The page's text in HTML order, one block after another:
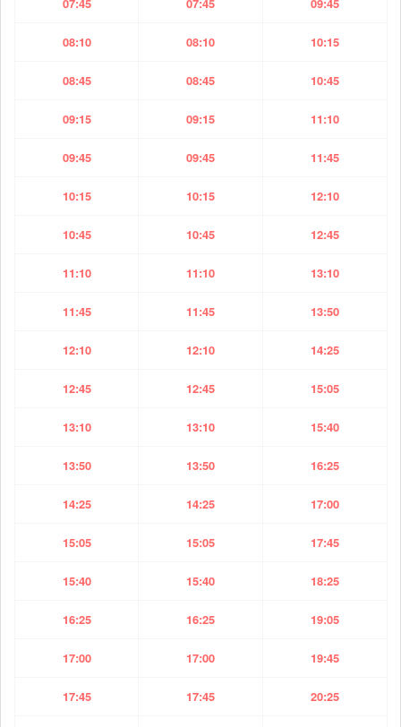
08:10 08:10 10:15
08:45 08:45 10:45
09:15 09:15 11:10
09:45 09:45 11:45
10:15 10:15 12:10
10:45 10:45 12:45
11:10 11:10 13:10
11:45 11:45 13:50
12:10 12:10 14:25
12:45 12:45 15:05
13:10 13:10 15:40
13:50 13:50 16:25
14:25 14:25 17:00
15:05 15:05 17:45
15:40 15:40 18:25
16:25 16:25 19:05
17:00 17:00 19:45
17:45 17:45 20:25